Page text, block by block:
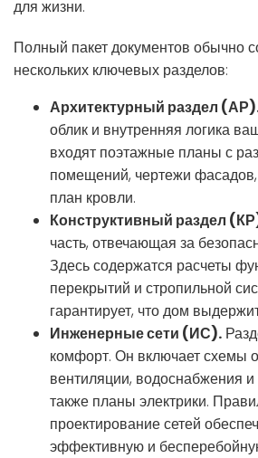
для жизни.
Полный пакет документов обычно
нескольких ключевых разделов:
Архитектурный раздел
облик и внутренняя логика
входят поэтажные планы с
помещений, чертежи
план кровли.
Конструктивный раздел
часть, отвечающая за
Здесь содержатся расчеты
перекрытий и стропильной
гарантирует, что дом
Инженерные сети (ИС).
комфорт. Он включает схемы
вентиляции, водоснабжения и
также планы электрики.
проектирование сетей
эффективную и